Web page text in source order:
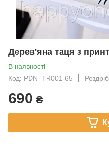
Дерев'яна таця з
В наявності
Код: PDN_TR001-65
Роздріб
690 ₴